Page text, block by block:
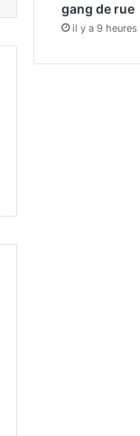
gang de rue
il y a 9 heures